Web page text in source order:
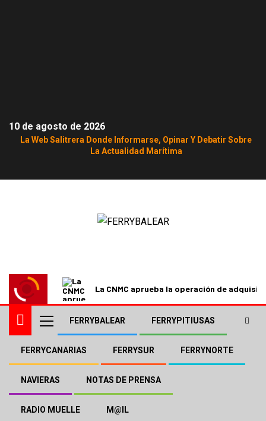
10 de agosto de 2026
La Web Salitrera Donde Informarse, Opinar Y Debatir Sobre
La Actualidad Marítima
La CNMC aprueba la operación de
FERRYBALEAR FERRYPITIUSAS
FERRYCANARIAS FERRYSUR FERRYNORTE
NAVIERAS NOTAS DE PRENSA
RADIO MUELLE M@IL
El Cruise Ferry «Rusadir» de
Baleària rumbo Málaga